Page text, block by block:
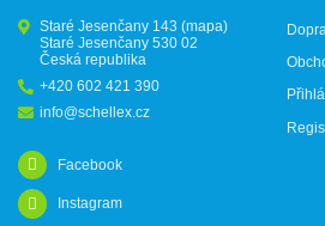
Staré Jesenčany 143 (mapa)
Staré Jesenčany 530 02
Česká republika
+420 602 421 390
info@schellex.cz
Facebook
Instagram